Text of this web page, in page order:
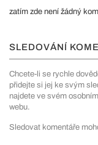
zatím zde není žádný
SLEDOVÁNÍ
Chcete-li se rychle
přidejte si jej ke svým
najdete ve svém
webu.
Sledovat komentáře